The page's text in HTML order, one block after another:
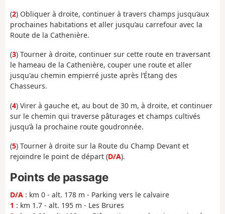
(2) Obliquer à droite, continuer à travers champs jusqu’aux
prochaines habitations et aller jusqu’au carrefour avec la
Route de la Cathenière.
(3) Tourner à droite, continuer sur cette route en traversant
le hameau de la Cathenière, couper une route et aller
jusqu'au chemin empierré juste après l’Étang des
Chasseurs.
(4) Virer à gauche et, au bout de 30 m, à droite, et continuer
sur le chemin qui traverse pâturages et champs cultivés
jusqu’à la prochaine route goudronnée.
(5) Tourner à droite sur la Route du Champ Devant et
rejoindre le point de départ (D/A).
Points de passage
D/A : km 0 - alt. 178 m - Parking vers le calvaire
1 : km 1.7 - alt. 195 m - Les Brures